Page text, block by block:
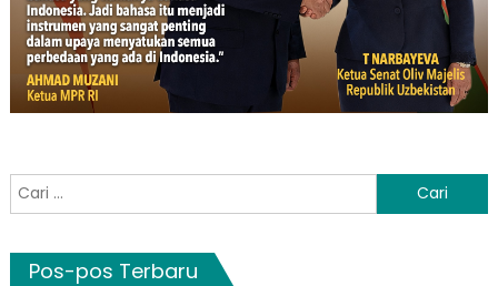
Cari
untuk:
Pos-pos Terbaru